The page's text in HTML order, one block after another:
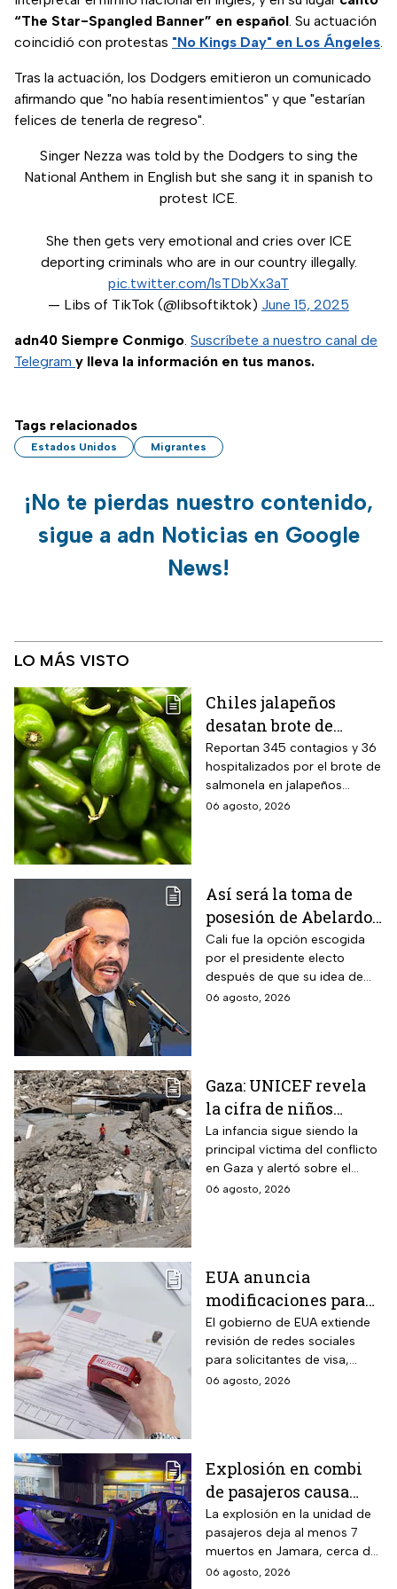
“The Star-Spangled Banner” en español. Su actuación
coincidió con protestas "No Kings Day" en Los Ángeles.
Tras la actuación, los Dodgers emitieron un comunicado
afirmando que "no había resentimientos" y que "estarían
felices de tenerla de regreso".
Singer Nezza was told by the Dodgers to sing the
National Anthem in English but she sang it in spanish to
protest ICE.
She then gets very emotional and cries over ICE
deporting criminals who are in our country illegally.
pic.twitter.com/1sTDbXx3aT
— Libs of TikTok (@libsoftiktok) June 15, 2025
adn40 Siempre Conmigo. Suscríbete a nuestro canal de
Telegram y lleva la información en tus manos.
Tags relacionados
Estados Unidos Migrantes
¡No te pierdas nuestro contenido,
sigue a adn Noticias en Google
News!
LO MÁS VISTO
Chiles jalapeños
desatan brote de
salmonella en 27
estados de EUA
Reportan 345 contagios y 36
hospitalizados por el brote de
salmonela en jalapeños
exportados desde México
06 agosto, 2026
Así será la toma de
posesión de Abelardo
de la Espriella en Cali,
Colombia: fecha, hora
y dónde ver
Cali fue la opción escogida
por el presidente electo
después de que su idea de
hacerlo en una guarnición
06 agosto, 2026
Gaza: UNICEF revela
la cifra de niños
muertos tras alto al
fuego
La infancia sigue siendo la
principal víctima del conflicto
en Gaza y alertó sobre el
aumento de menores
06 agosto, 2026
EUA anuncia
modificaciones para
el trámite de la visa:
mexicanos deberán
cumplir nueva
medida
El gobierno de EUA extiende
revisión de redes sociales
para solicitantes de visa,
incluyendo mexicanos y
06 agosto, 2026
Explosión en combi
de pasajeros causa
terror en las calles de
Jaramana en Damasco
La explosión en la unidad de
pasajeros deja al menos 7
muertos en Jamara, cerca de
Damasco; autoridades
06 agosto, 2026